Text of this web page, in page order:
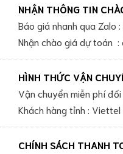
NHẬN THÔNG TIN
Báo giá nhanh qua Zalo
Nhận chào giá dự toán :
HÌNH THỨC VẬN
Vận chuyển miễn phí
Khách hàng tỉnh :
CHÍNH SÁCH THANH